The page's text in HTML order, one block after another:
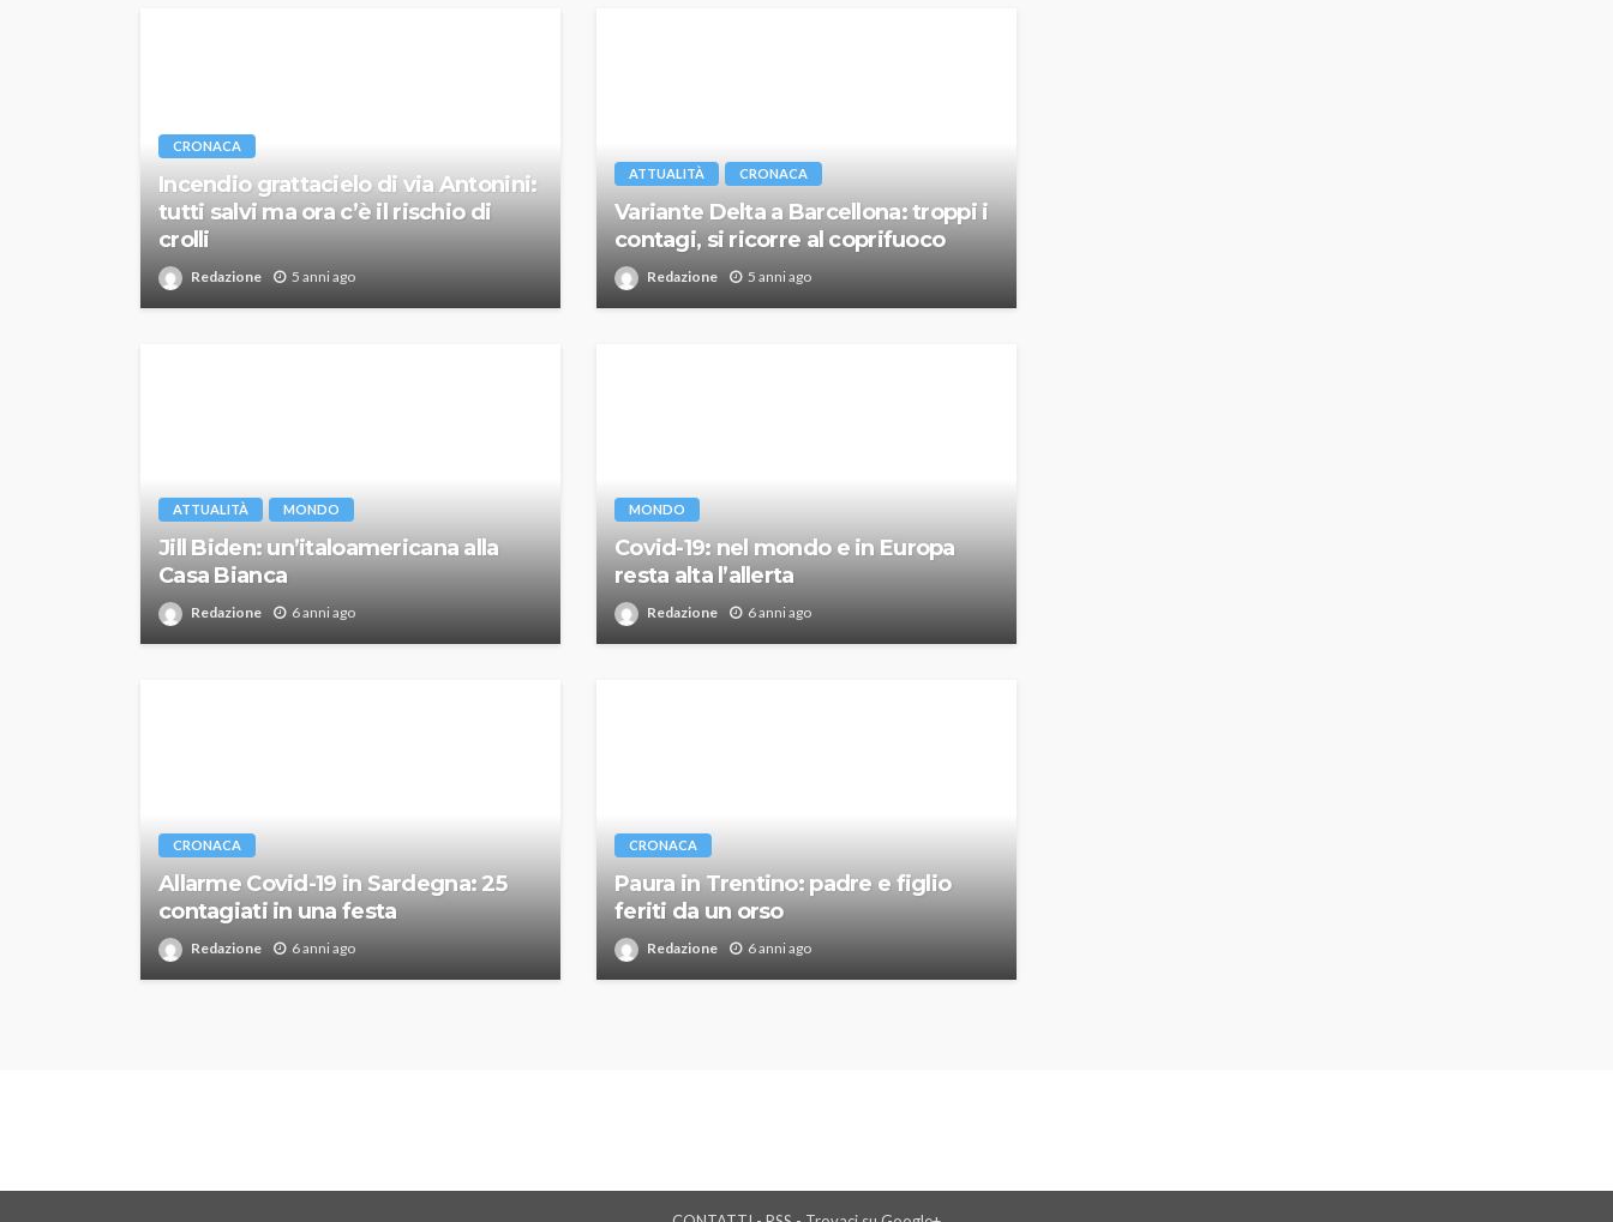
CRONACA
Incendio grattacielo di via Antonini:
tutti salvi ma ora c’è il rischio di
crolli
Redazione 5 anni ago
ATTUALITÀ CRONACA
Variante Delta a Barcellona: troppi i
contagi, si ricorre al coprifuoco
Redazione 5 anni ago
ATTUALITÀ MONDO
Jill Biden: un’italoamericana alla
Casa Bianca
Redazione 6 anni ago
MONDO
Covid-19: nel mondo e in Europa
resta alta l’allerta
Redazione 6 anni ago
CRONACA
Allarme Covid-19 in Sardegna: 25
contagiati in una festa
Redazione 6 anni ago
CRONACA
Paura in Trentino: padre e figlio
feriti da un orso
Redazione 6 anni ago